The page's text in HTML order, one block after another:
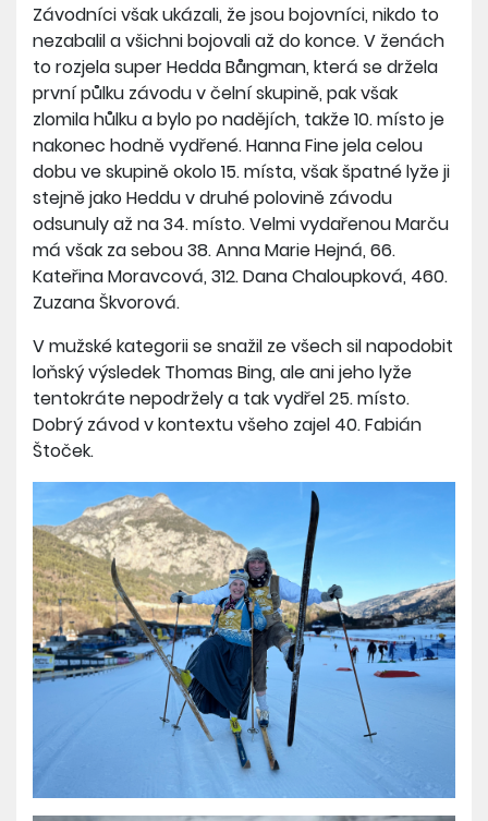
Závodníci však ukázali, že jsou bojovníci, nikdo to
nezabalil a všichni bojovali až do konce. V ženách
to rozjela super Hedda Bångman, která se držela
první půlku závodu v čelní skupině, pak však
zlomila hůlku a bylo po nadějích, takže 10. místo je
nakonec hodně vydřené. Hanna Fine jela celou
dobu ve skupině okolo 15. místa, však špatné lyže ji
stejně jako Heddu v druhé polovině závodu
odsunuly až na 34. místo. Velmi vydařenou Marču
má však za sebou 38. Anna Marie Hejná, 66.
Kateřina Moravcová, 312. Dana Chaloupková, 460.
Zuzana Škvorová.
V mužské kategorii se snažil ze všech sil napodobit
loňský výsledek Thomas Bing, ale ani jeho lyže
tentokráte nepodržely a tak vydřel 25. místo.
Dobrý závod v kontextu všeho zajel 40. Fabián
Štoček.